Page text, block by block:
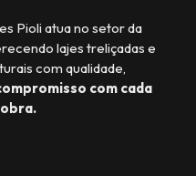
Pioli atua no setor da
lajes treliçadas e
com qualidade,
com cada
obra.